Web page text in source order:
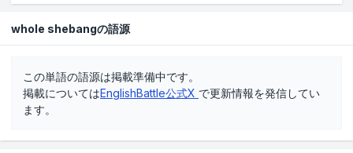
whole shebangの語源
この単語の語源は掲載準備中です。
掲載についてはEnglishBattle公式X で更新情報を発信してい
ます。